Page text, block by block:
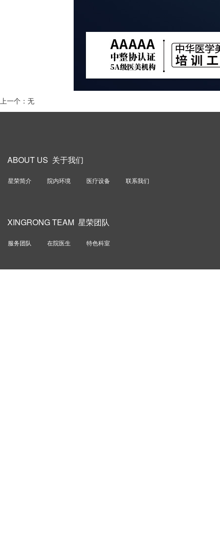
上一个： 无
ABOUT US 关于我们
星荣简介 院内环境 医疗设备 联系我们
XINGRONG TEAM 星荣团队
服务团队 在院医生 特色科室